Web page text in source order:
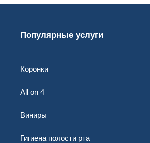
Популярные услуги
Коронки
All on 4
Виниры
Гигиена полости рта